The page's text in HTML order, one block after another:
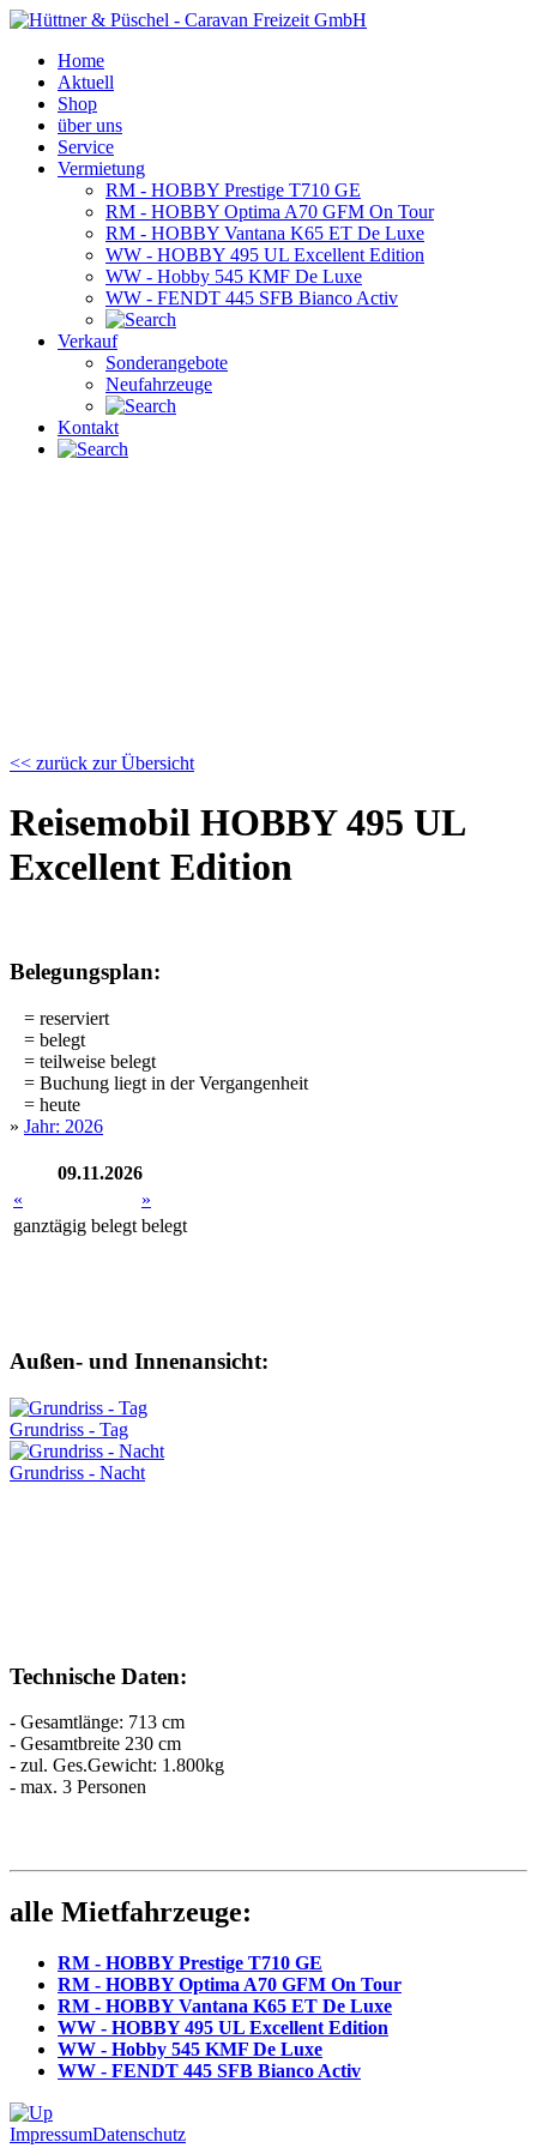
Home
Aktuell
Shop
über uns
Service
Vermietung
RM - HOBBY Prestige T710 GE
RM - HOBBY Optima A70 GFM On Tour
RM - HOBBY Vantana K65 ET De Luxe
WW - HOBBY 495 UL Excellent Edition
WW - Hobby 545 KMF De Luxe
WW - FENDT 445 SFB Bianco Activ
Verkauf
Sonderangebote
Neufahrzeuge
Kontakt
<< zurück zur Übersicht
Reisemobil HOBBY 495 UL
Excellent Edition
Belegungsplan:
= reserviert
= belegt
= teilweise belegt
= Buchung liegt in der Vergangenheit
= heute
» Jahr: 2026
09.11.2026
«
»
ganztägig belegt belegt
Außen- und Innenansicht:
Grundriss - Tag
Grundriss - Nacht
Technische Daten:
- Gesamtlänge: 713 cm
- Gesamtbreite 230 cm
- zul. Ges.Gewicht: 1.800kg
- max. 3 Personen
alle Mietfahrzeuge:
RM - HOBBY Prestige T710 GE
RM - HOBBY Optima A70 GFM On Tour
RM - HOBBY Vantana K65 ET De Luxe
WW - HOBBY 495 UL Excellent Edition
WW - Hobby 545 KMF De Luxe
WW - FENDT 445 SFB Bianco Activ
ImpressumDatenschutz